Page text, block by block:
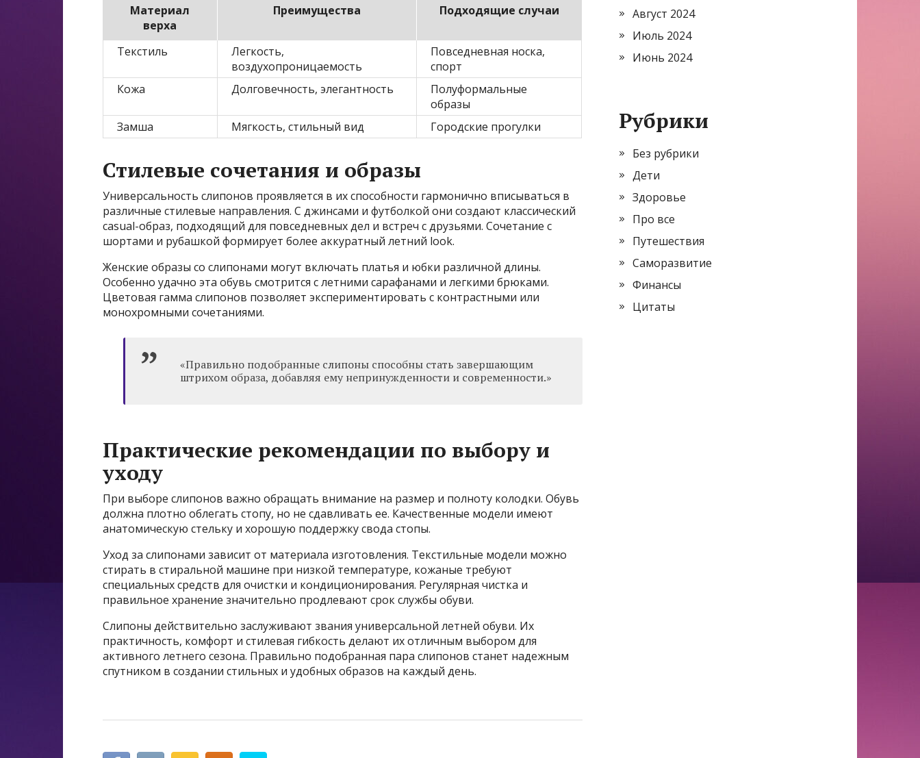
Материал
верха
Преимущества Подходящие случаи
Текстиль
Легкость,
воздухопроницаемость
Повседневная носка,
спорт
Кожа
Долговечность, элегантность
Полуформальные
образы
Замша
Мягкость, стильный вид Городские прогулки
Стилевые сочетания и образы
Универсальность слипонов проявляется в их способности гармонично вписываться в
различные стилевые направления. С джинсами и футболкой они создают классический
casual-образ, подходящий для повседневных дел и встреч с друзьями. Сочетание с
шортами и рубашкой формирует более аккуратный летний look.
Женские образы со слипонами могут включать платья и юбки различной длины.
Особенно удачно эта обувь смотрится с летними сарафанами и легкими брюками.
Цветовая гамма слипонов позволяет экспериментировать с контрастными или
монохромными сочетаниями.
«Правильно подобранные слипоны способны стать завершающим
штрихом образа, добавляя ему непринужденности и современности.»
Практические рекомендации по выбору и
уходу
При выборе слипонов важно обращать внимание на размер и полноту колодки. Обувь
должна плотно облегать стопу, но не сдавливать ее. Качественные модели имеют
анатомическую стельку и хорошую поддержку свода стопы.
Уход за слипонами зависит от материала изготовления. Текстильные модели можно
стирать в стиральной машине при низкой температуре, кожаные требуют
специальных средств для очистки и кондиционирования. Регулярная чистка и
правильное хранение значительно продлевают срок службы обуви.
Слипоны действительно заслуживают звания универсальной летней обуви. Их
практичность, комфорт и стилевая гибкость делают их отличным выбором для
активного летнего сезона. Правильно подобранная пара слипонов станет надежным
спутником в создании стильных и удобных образов на каждый день.
Август 2024
Июль 2024
Июнь 2024
Рубрики
Без рубрики
Дети
Здоровье
Про все
Путешествия
Саморазвитие
Финансы
Цитаты